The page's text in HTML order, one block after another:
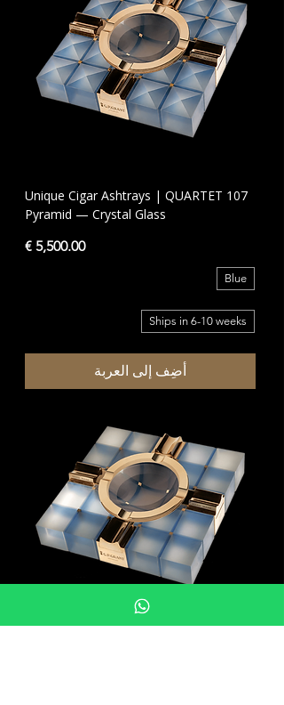
Unique Cigar Ashtrays | QUARTET 107
Pyramid — Crystal Glass
السعر
Blue
Ships in 6-10 weeks
أضِف إلى العربة